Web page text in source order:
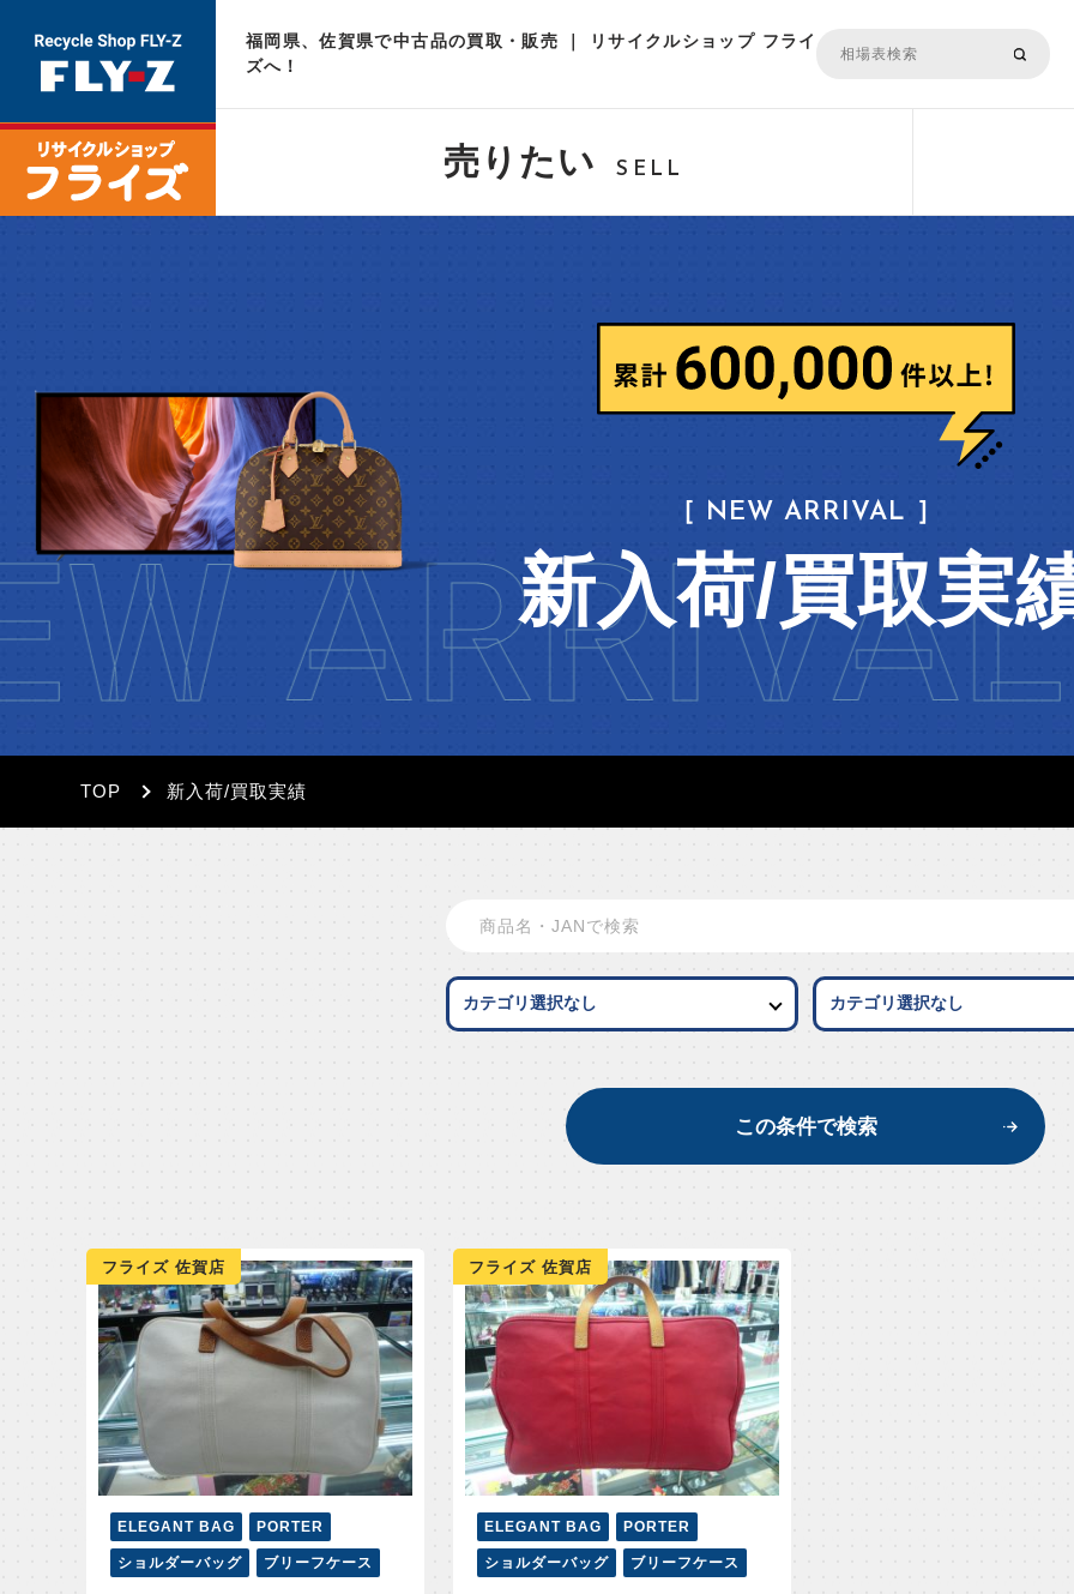
福岡県、佐賀県で中古品の買取・販売 ｜ リサイクルショップ フライ
ズへ！
売りたい SELL
ARRIVAL
［ NEW ARRIVAL ］
新入荷/買取実
TOP 新入荷/買取実績
この条件で検索
フライズ 佐賀店
ELEGANT BAG PORTER
ショルダーバッグ ブリーフケース
フライズ 佐賀店
ELEGANT BAG PORTER
ショルダーバッグ ブリーフケース